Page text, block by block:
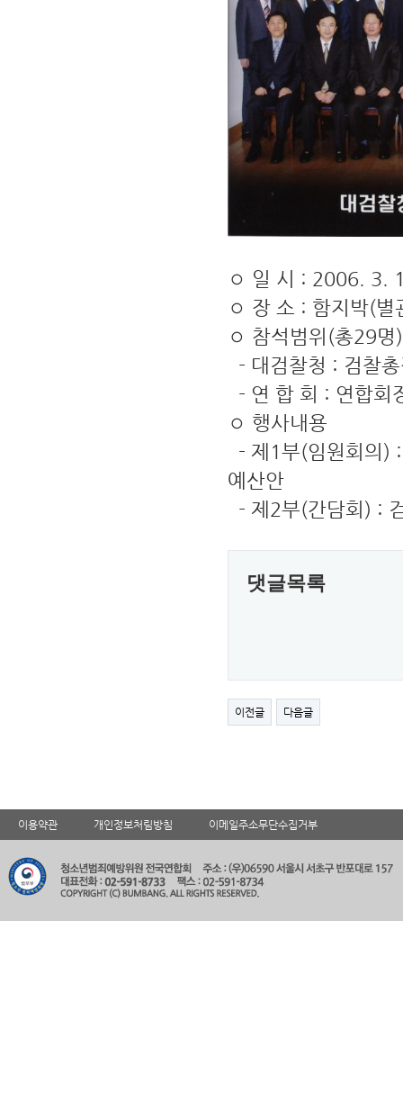
◦ 일 시 : 2006. 3.
◦ 장 소 : 함지박(
◦ 참석범위(총29명)
- 대검찰청 : 검찰
- 연 합 회 : 연합회
◦ 행사내용
- 제1부(임원회의)
예산안
- 제2부(간담회) :
댓글목록
이전글 다음글
이용약관 개인정보처림방침 이메일주소무단수집거부